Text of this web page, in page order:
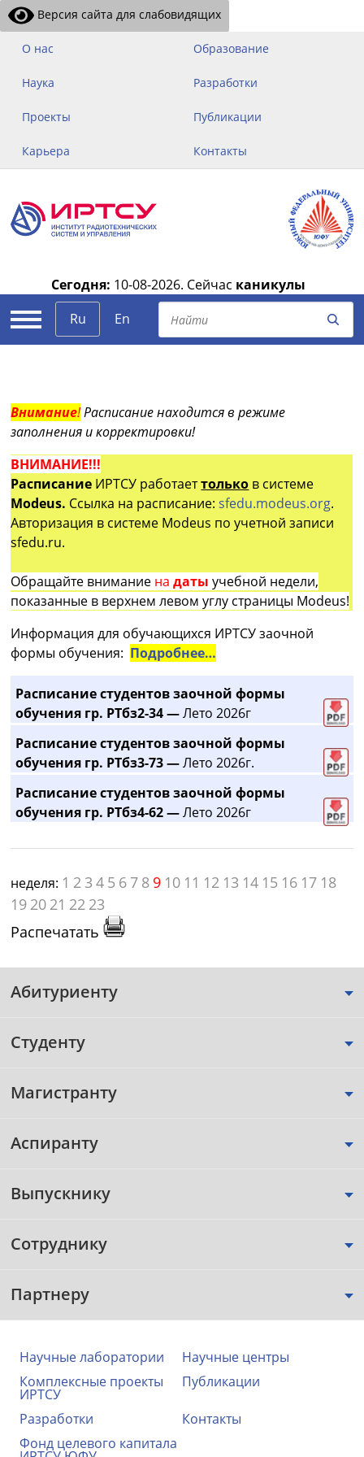
Версия сайта для слабовидящих
О нас Образование
Наука Разработки
Проекты Публикации
Карьера Контакты
Сегодня: 10-08-2026. Сейчас каникулы
Ru
En
Внимание!Расписание находится в режиме
заполнения и корректировки!
ВНИМАНИЕ!!!
Расписание ИРТСУ работаеттолько в системе
Modeus. Ссылка на расписание:sfedu.modeus.org.
Авторизация в системе Modeus по учетной записи
sfedu.ru.
Обращайте внимание на датыучебной недели,
показанные в верхнем левом углу страницы Modeus!
Информация для обучающихся ИРТСУ заочной
формы обучения: Подробнее…
Расписание студентов заочной формы
обучения гр. РТбз2-34 —Лето 2026г
Расписание студентов заочной формы
обучения гр. РТбз3-73 —Лето 2026г.
Расписание студентов заочной формы
обучения гр. РТбз4-62 —Лето 2026г
неделя: 1 2 3 4 5 6 7 8 9 10 11 12 13 14 15 16 17 18
19 20 21 22 23
Распечатать
Абитуриенту
Студенту
Магистранту
Аспиранту
Выпускнику
Сотруднику
Партнеру
Научные лаборатории
Научные центры
Комплексные проекты
ИРТСУ
Публикации
Разработки
Контакты
Фонд целевого капитала